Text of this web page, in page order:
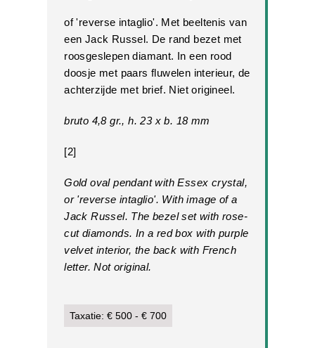
of 'reverse intaglio'. Met beeltenis van
een Jack Russel. De rand bezet met
roosgeslepen diamant. In een rood
doosje met paars fluwelen interieur, de
achterzijde met brief. Niet origineel.
bruto 4,8 gr., h. 23 x b. 18 mm
[2]
Gold oval pendant with Essex crystal,
or 'reverse intaglio'. With image of a
Jack Russel. The bezel set with rose-
cut diamonds. In a red box with purple
velvet interior, the back with French
letter. Not original.
Taxatie: € 500 - € 700